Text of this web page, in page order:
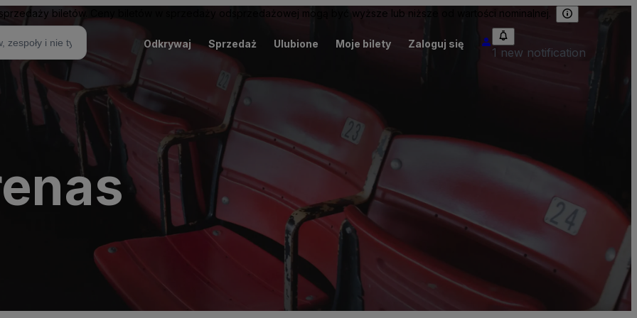
biletów. Ceny biletów w sprzedaży odsprzedażowej mogą być wyższe lub niższe od wartości nominalnej.
Odkrywaj Sprzedaż Ulubione Moje bilety Zaloguj się
1 new notification